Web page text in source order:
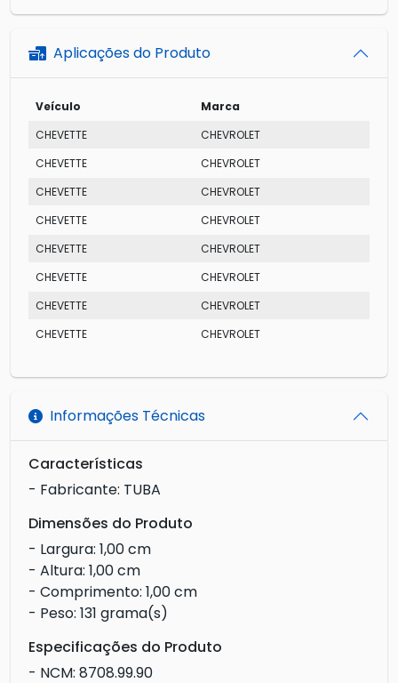
Aplicações do Produto
Veículo Marca
CHEVETTE
CHEVROLET
CHEVETTE
CHEVROLET
CHEVETTE
CHEVROLET
CHEVETTE
CHEVROLET
CHEVETTE
CHEVROLET
CHEVETTE
CHEVROLET
CHEVETTE
CHEVROLET
CHEVETTE
CHEVROLET
Informações Técnicas
Características
- Fabricante: TUBA
Dimensões do Produto
- Largura: 1,00 cm
- Altura: 1,00 cm
- Comprimento: 1,00 cm
- Peso: 131 grama(s)
Especificações do Produto
- NCM: 8708.99.90